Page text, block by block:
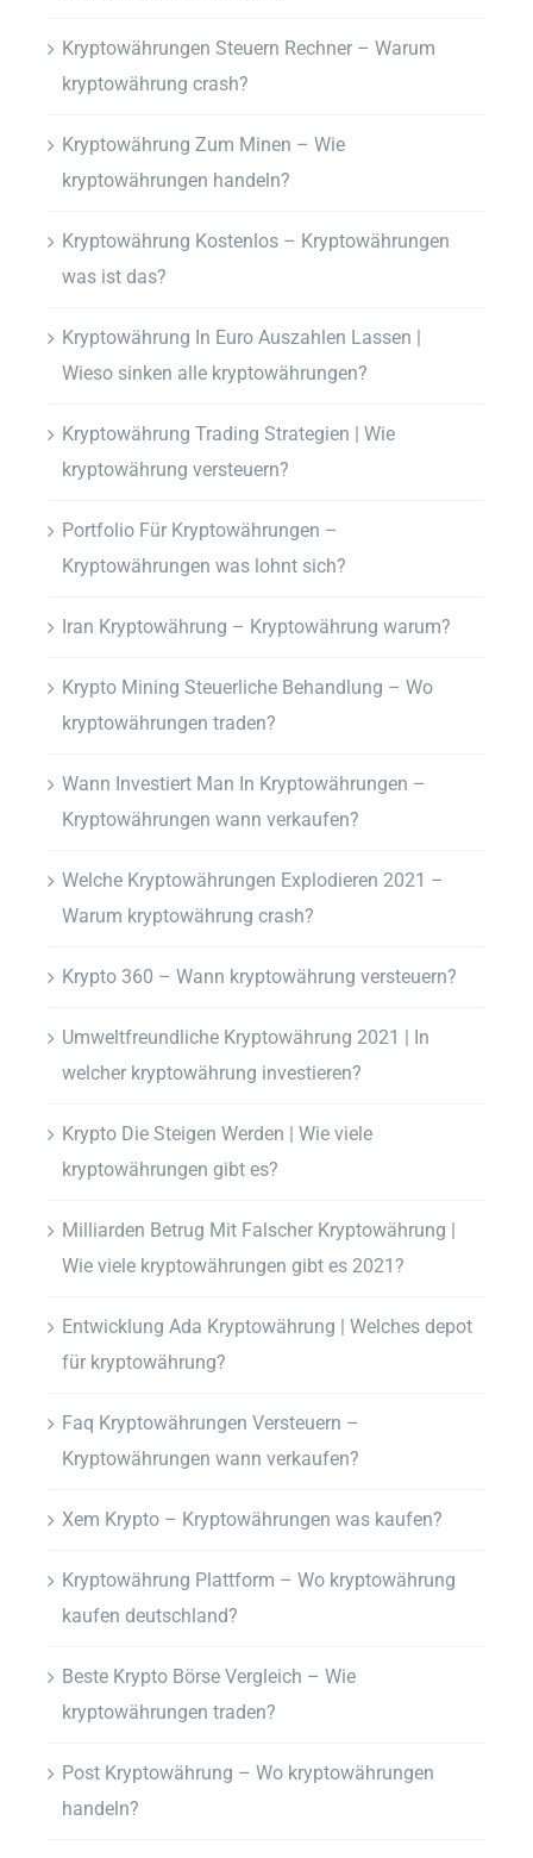
Kryptowährungen Steuern Rechner – Warum
kryptowährung crash?
Kryptowährung Zum Minen – Wie
kryptowährungen handeln?
Kryptowährung Kostenlos – Kryptowährungen
was ist das?
Kryptowährung In Euro Auszahlen Lassen |
Wieso sinken alle kryptowährungen?
Kryptowährung Trading Strategien | Wie
kryptowährung versteuern?
Portfolio Für Kryptowährungen –
Kryptowährungen was lohnt sich?
Iran Kryptowährung – Kryptowährung warum?
Krypto Mining Steuerliche Behandlung – Wo
kryptowährungen traden?
Wann Investiert Man In Kryptowährungen –
Kryptowährungen wann verkaufen?
Welche Kryptowährungen Explodieren 2021 –
Warum kryptowährung crash?
Krypto 360 – Wann kryptowährung versteuern?
Umweltfreundliche Kryptowährung 2021 | In
welcher kryptowährung investieren?
Krypto Die Steigen Werden | Wie viele
kryptowährungen gibt es?
Milliarden Betrug Mit Falscher Kryptowährung |
Wie viele kryptowährungen gibt es 2021?
Entwicklung Ada Kryptowährung | Welches depot
für kryptowährung?
Faq Kryptowährungen Versteuern –
Kryptowährungen wann verkaufen?
Xem Krypto – Kryptowährungen was kaufen?
Kryptowährung Plattform – Wo kryptowährung
kaufen deutschland?
Beste Krypto Börse Vergleich – Wie
kryptowährungen traden?
Post Kryptowährung – Wo kryptowährungen
handeln?